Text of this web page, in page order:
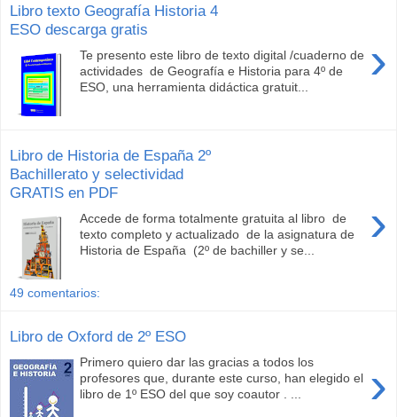
Libro texto Geografía Historia 4
ESO descarga gratis
›
Te presento este libro de texto digital /cuaderno de
actividades de Geografía e Historia para 4º de
ESO, una herramienta didáctica gratuit...
Libro de Historia de España 2º
Bachillerato y selectividad
GRATIS en PDF
›
Accede de forma totalmente gratuita al libro de
texto completo y actualizado de la asignatura de
Historia de España (2º de bachiller y se...
49 comentarios:
Libro de Oxford de 2º ESO
›
Primero quiero dar las gracias a todos los
profesores que, durante este curso, han elegido el
libro de 1º ESO del que soy coautor . ...